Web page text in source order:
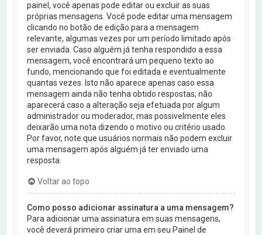
painel, você apenas pode editar ou excluir as suas
próprias mensagens. Você pode editar uma mensagem
clicando no botão de edição para a mensagem
relevante, algumas vezes por um período limitado após
ser enviada. Caso alguém já tenha respondido a essa
mensagem, você encontrará um pequeno texto ao
fundo, mencionando que foi editada e eventualmente
quantas vezes. Isto não aparece apenas caso essa
mensagem ainda não tenha obtido respostas; não
aparecerá caso a alteração seja efetuada por algum
administrador ou moderador, mas possivelmente eles
deixarão uma nota dizendo o motivo ou critério usado.
Por favor, note que usuários normais não podem excluir
uma mensagem após alguém já ter enviado uma
resposta.
Voltar ao topo
Como posso adicionar assinatura a uma mensagem?
Para adicionar uma assinatura em suas mensagens,
você deverá primeiro criar uma em seu Painel de